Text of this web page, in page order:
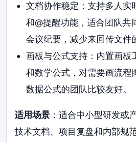
文档协作稳定：支持多人实
和@提醒功能，适合团队共
会议纪要，减少来回传文件
画板与公式支持：内置画板
和数学公式，对需要画流程
数据公式的团队比较友好。
适用场景 ：适合中小型研发或
技术文档、项目复盘和内部规